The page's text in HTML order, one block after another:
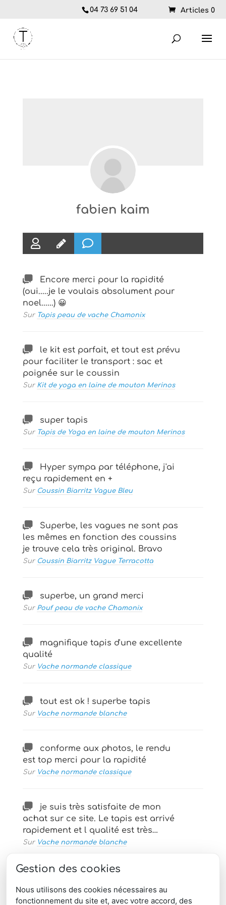
04 73 69 51 04 Articles 0
fabien kaim
Encore merci pour la rapidité
(oui.....je le voulais absolument pour
noel......) 😀
Sur Tapis peau de vache Chamonix
le kit est parfait, et tout est prévu
pour faciliter le transport : sac et
poignée sur le coussin
Sur Kit de yoga en laine de mouton Merinos
super tapis
Sur Tapis de Yoga en laine de mouton Merinos
Hyper sympa par téléphone, j'ai
reçu rapidement en +
Sur Coussin Biarritz Vague Bleu
Superbe, les vagues ne sont pas
les mêmes en fonction des coussins
je trouve cela très original. Bravo
Sur Coussin Biarritz Vague Terracotta
superbe, un grand merci
Sur Pouf peau de vache Chamonix
magnifique tapis d'une excellente
qualité
Sur Vache normande classique
tout est ok ! superbe tapis
Sur Vache normande blanche
conforme aux photos, le rendu
est top merci pour la rapidité
Sur Vache normande classique
je suis très satisfaite de mon
achat sur ce site. Le tapis est arrivé
rapidement et l qualité est très…
Sur Vache normande blanche
charger plus de
commentaires
Gestion des cookies
Nous utilisons des cookies nécessaires au
fonctionnement du site et, avec votre accord, des